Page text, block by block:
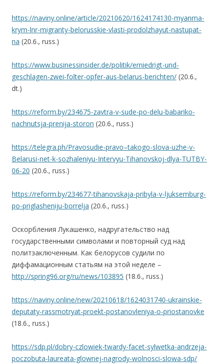
https://naviny.online/article/20210620/1624174130-myanma-
krym-lnr-migranty-belorusskie-vlasti-prodolzhayut-nastupat-
na (20.6., russ.)
https://www.businessinsider.de/politik/erniedrigt-und-
geschlagen-zwei-folter-opfer-aus-belarus-berichten/ (20.6.,
dt.)
https://reform.by/234675-zavtra-v-sude-po-delu-babariko-
nachnutsja-prenija-storon (20.6., russ.)
https://telegra.ph/Pravosudie-pravo–takogo-slova-uzhe-v-
Belarusi-net-k-sozhaleniyu-Intervyu-Tihanovskoj-dlya-TUTBY-
06-20 (20.6., russ.)
https://reform.by/234677-tihanovskaja-pribyla-v-ljuksemburg-
po-priglasheniju-borrelja (20.6., russ.)
Оскорбления Лукашенко, надругательство над
государственными символами и повторный суд над
политзаключенным. Как белорусов судили по
диффамационным статьям на этой неделе –
http://spring96.org/ru/news/103895 (18.6., russ.)
https://naviny.online/new/20210618/1624031740-ukrainskie-
deputaty-rassmotryat-proekt-postanovleniya-o-priostanovke
(18.6., russ.)
https://sdp.pl/dobry-czlowiek-twardy-facet-sylwetka-andrzeja-
poczobuta-laureata-glownej-nagrody-wolnosci-slowa-sdp/